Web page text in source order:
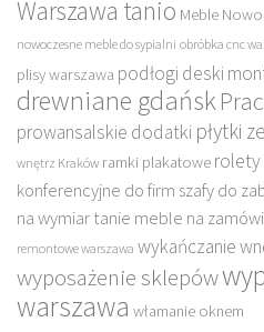
Warszawa tanio Meble
nowoczesne meble do sypialni obróbka cnc
plisy warszawa podłogi deski
drewniane gdańsk
prowansalskie dodatki płytki
wnętrz Kraków ramki plakatowe rolety
konferencyjne do firm szafy do
na wymiar tanie meble na
remontowe warszawa wykańczanie
wyposażenie sklepów
warszawa włamanie oknem